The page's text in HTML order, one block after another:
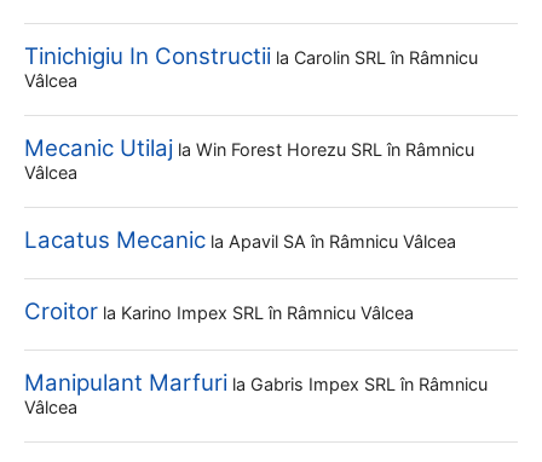
Tinichigiu In Constructii la Carolin SRL în Râmnicu
Vâlcea
Mecanic Utilaj la Win Forest Horezu SRL în Râmnicu
Vâlcea
Lacatus Mecanic la Apavil SA în Râmnicu Vâlcea
Croitor la Karino Impex SRL în Râmnicu Vâlcea
Manipulant Marfuri la Gabris Impex SRL în Râmnicu
Vâlcea